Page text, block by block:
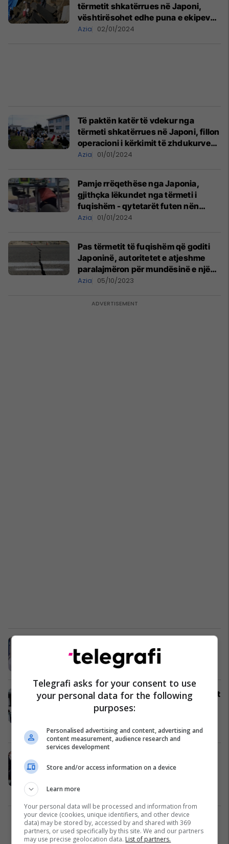
tërmetit shkatërrues në Japoni,
vështirësohet edhe puna e ekipeve
të shpëtimit nga zjarret
Azia 02/01/2024
Të paktën katër të vdekur nga
tërmeti shkatërrues në Japoni, fillon
operacioni i kërkimit të zhdukurve
që besohet se gjenden nën rrënoja
Azia 01/01/2024
Pamje rrëqethëse nga Japonia,
gjithçka lëkundet nga tërmeti i
fuqishëm - qytetarët futen nën
tavolina
Azia 01/01/2024
Pas tërmetit të fuqishëm që goditi
Japoninë, autoritetet e atjeshme
paralajmëron për mundësinë e një
cunami
Azia 05/10/2023
Azia 04/08/2021
Tërmeti prej 7.2 magnitudë goditi sot
Japoninë, publikohen pamjet e para
që tregojnë se si gjithçka shkundej
Azia 20/03/2021
Japoni, tërmeti “kursen” centralin
Auto & Transport
1
Telegrafi asks for your consent to use
your personal data for the following
purposes:
Personalised advertising and content, advertising and
content measurement, audience research and
services development
Store and/or access information on a device
Learn more
Your personal data will be processed and information from
your device (cookies, unique identifiers, and other device
data) may be stored by, accessed by and shared with 369
partners, or used specifically by this site. We and our partners
may use precise geolocation data. List of partners.